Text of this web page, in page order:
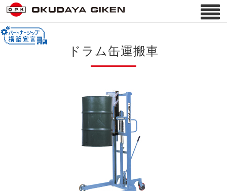
ドラム缶運搬車